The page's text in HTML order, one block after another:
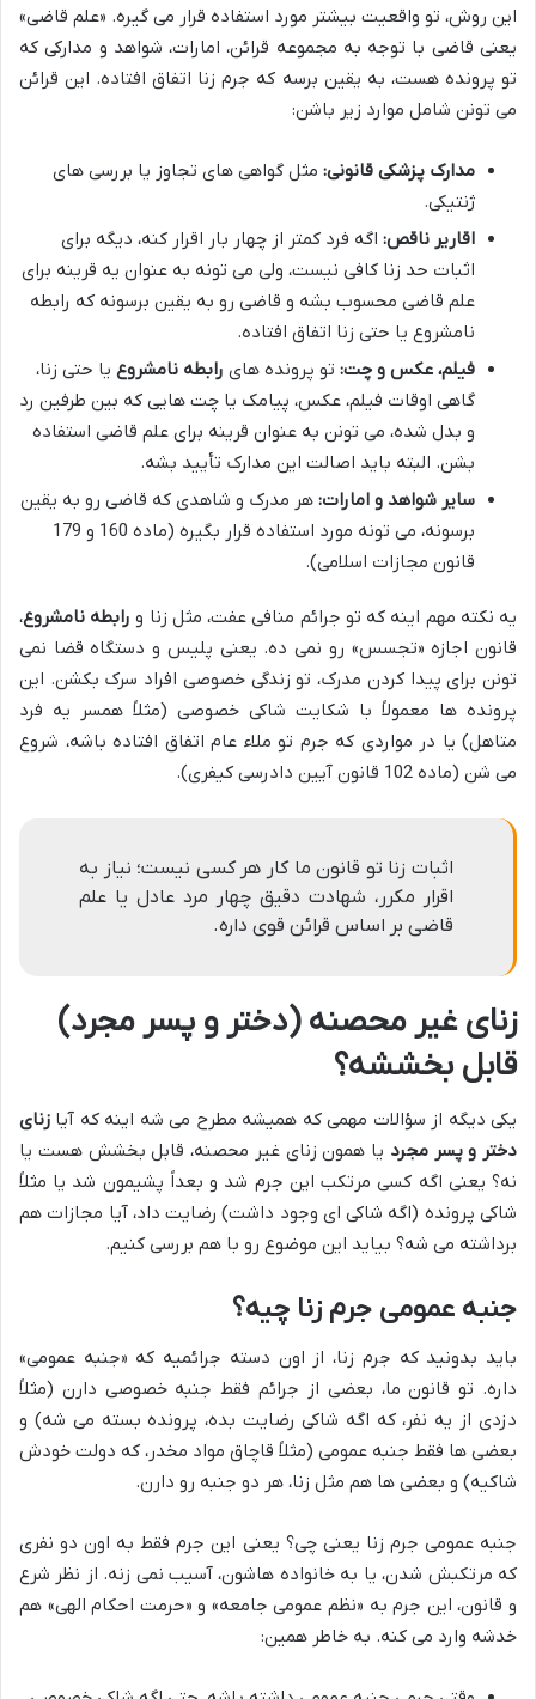
این روش، تو واقعیت بیشتر مورد استفاده قرار می گیره. «علم قاضی»
یعنی قاضی با توجه به مجموعه قرائن، امارات، شواهد و مدارکی که
تو پرونده هست، به یقین برسه که جرم زنا اتفاق افتاده. این قرائن
می تونن شامل موارد زیر باشن:
مدارک پزشکی قانونی: مثل گواهی های تجاوز یا بررسی های
ژنتیکی.
اقاریر ناقص: اگه فرد کمتر از چهار بار اقرار کنه، دیگه برای
اثبات حد زنا کافی نیست، ولی می تونه به عنوان یه قرینه برای
علم قاضی محسوب بشه و قاضی رو به یقین برسونه که رابطه
نامشروع یا حتی زنا اتفاق افتاده.
فیلم، عکس و چت: تو پرونده های رابطه نامشروع یا حتی زنا،
گاهی اوقات فیلم، عکس، پیامک یا چت هایی که بین طرفین رد
و بدل شده، می تونن به عنوان قرینه برای علم قاضی استفاده
بشن. البته باید اصالت این مدارک تأیید بشه.
سایر شواهد و امارات: هر مدرک و شاهدی که قاضی رو به یقین
برسونه، می تونه مورد استفاده قرار بگیره (ماده 160 و 179
قانون مجازات اسلامی).
یه نکته مهم اینه که تو جرائم منافی عفت، مثل زنا و رابطه نامشروع،
قانون اجازه «تجسس» رو نمی ده. یعنی پلیس و دستگاه قضا نمی
تونن برای پیدا کردن مدرک، تو زندگی خصوصی افراد سرک بکشن. این
پرونده ها معمولاً با شکایت شاکی خصوصی (مثلاً همسر یه فرد
متاهل) یا در مواردی که جرم تو ملاء عام اتفاق افتاده باشه، شروع
می شن (ماده 102 قانون آیین دادرسی کیفری).
اثبات زنا تو قانون ما کار هر کسی نیست؛ نیاز به
اقرار مکرر، شهادت دقیق چهار مرد عادل یا علم
قاضی بر اساس قرائن قوی داره.
زنای غیر محصنه (دختر و پسر مجرد)
قابل بخششه؟
یکی دیگه از سؤالات مهمی که همیشه مطرح می شه اینه که آیا زنای
دختر و پسر مجرد یا همون زنای غیر محصنه، قابل بخشش هست یا
نه؟ یعنی اگه کسی مرتکب این جرم شد و بعداً پشیمون شد یا مثلاً
شاکی پرونده (اگه شاکی ای وجود داشت) رضایت داد، آیا مجازات هم
برداشته می شه؟ بیاید این موضوع رو با هم بررسی کنیم.
جنبه عمومی جرم زنا چیه؟
باید بدونید که جرم زنا، از اون دسته جرائمیه که «جنبه عمومی»
داره. تو قانون ما، بعضی از جرائم فقط جنبه خصوصی دارن (مثلاً
دزدی از یه نفر، که اگه شاکی رضایت بده، پرونده بسته می شه) و
بعضی ها فقط جنبه عمومی (مثلاً قاچاق مواد مخدر، که دولت خودش
شاکیه) و بعضی ها هم مثل زنا، هر دو جنبه رو دارن.
جنبه عمومی جرم زنا یعنی چی؟ یعنی این جرم فقط به اون دو نفری
که مرتکبش شدن، یا به خانواده هاشون، آسیب نمی زنه. از نظر شرع
و قانون، این جرم به «نظم عمومی جامعه» و «حرمت احکام الهی» هم
خدشه وارد می کنه. به خاطر همین: